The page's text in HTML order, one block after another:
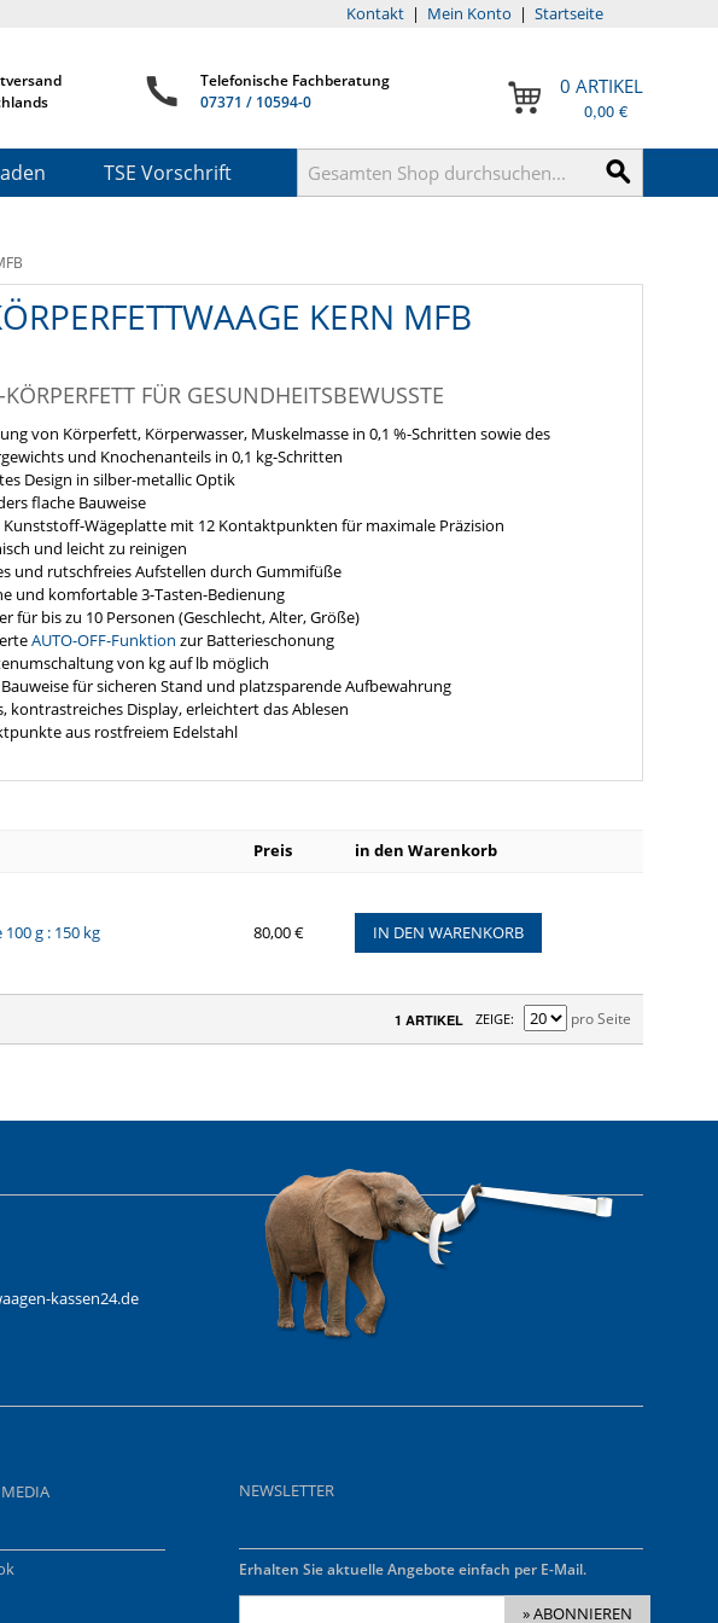
Startseite
|
Mein Konto
|
Kontakt
0 ARTIKEL
0,00 €
Telefonische Fachberatung
07371 / 10594-0
TSE Vorschrift
KERN MFB
FÜR GESUNDHEITSBEWUSSTE
von Körperfett, Körperwasser, Muskelmasse in 0,1 %-Schritten sowie des
und Knochenanteils in 0,1 kg-Schritten
Design in silber-metallic Optik
flache Bauweise
Kunststoff-Wägeplatte mit 12 Kontaktpunkten für maximale Präzision
und leicht zu reinigen
und rutschfreies Aufstellen durch Gummifüße
und komfortable 3-Tasten-Bedienung
für bis zu 10 Personen (Geschlecht, Alter, Größe)
AUTO-OFF-Funktion zur Batterieschonung
von kg auf lb möglich
Bauweise für sicheren Stand und platzsparende Aufbewahrung
kontrastreiches Display, erleichtert das Ablesen
aus rostfreiem Edelstahl
Preis in den Warenkorb
g : 150 kg 80,00 € IN DEN WARENKORB
1 ARTIKEL ZEIGE pro Seite
kassen24.de
NEWSLETTER
Erhalten Sie aktuelle Angebote einfach per E-Mail.
» ABONNIEREN